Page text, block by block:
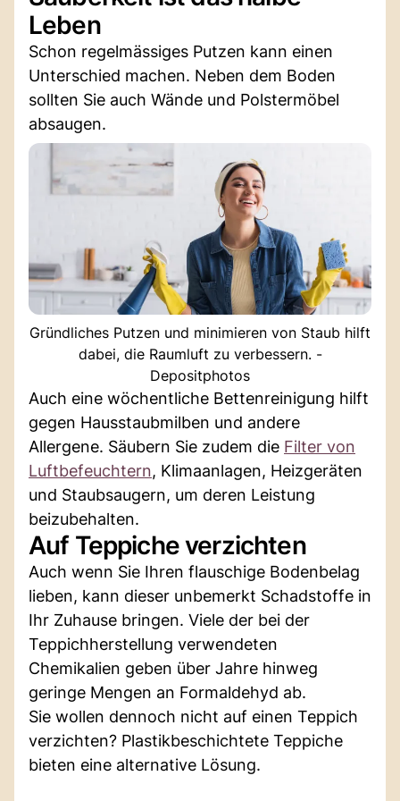
Leben
Schon regelmässiges Putzen kann einen
Unterschied machen. Neben dem Boden
sollten Sie auch Wände und Polstermöbel
absaugen.
Gründliches Putzen und minimieren von Staub hilft
dabei, die Raumluft zu verbessern. -
Depositphotos
Auch eine wöchentliche Bettenreinigung hilft
gegen Hausstaubmilben und andere
Allergene. Säubern Sie zudem die Filter von
Luftbefeuchtern, Klimaanlagen, Heizgeräten
und Staubsaugern, um deren Leistung
beizubehalten.
Auf Teppiche verzichten
Auch wenn Sie Ihren flauschige Bodenbelag
lieben, kann dieser unbemerkt Schadstoffe in
Ihr Zuhause bringen. Viele der bei der
Teppichherstellung verwendeten
Chemikalien geben über Jahre hinweg
geringe Mengen an Formaldehyd ab.
Sie wollen dennoch nicht auf einen Teppich
verzichten? Plastikbeschichtete Teppiche
bieten eine alternative Lösung.